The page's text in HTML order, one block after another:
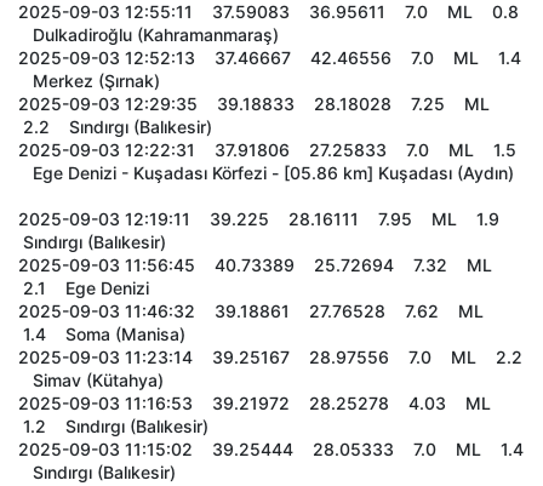
2025-09-03 12:55:11 37.59083 36.95611 7.0 ML 0.8
Dulkadiroğlu (Kahramanmaraş)
2025-09-03 12:52:13 37.46667 42.46556 7.0 ML 1.4
Merkez (Şırnak)
2025-09-03 12:29:35 39.18833 28.18028 7.25 ML
2.2 Sındırgı (Balıkesir)
2025-09-03 12:22:31 37.91806 27.25833 7.0 ML 1.5
Ege Denizi - Kuşadası Körfezi - [05.86 km] Kuşadası (Aydın)
2025-09-03 12:19:11 39.225 28.16111 7.95 ML 1.9
Sındırgı (Balıkesir)
2025-09-03 11:56:45 40.73389 25.72694 7.32 ML
2.1 Ege Denizi
2025-09-03 11:46:32 39.18861 27.76528 7.62 ML
1.4 Soma (Manisa)
2025-09-03 11:23:14 39.25167 28.97556 7.0 ML 2.2
Simav (Kütahya)
2025-09-03 11:16:53 39.21972 28.25278 4.03 ML
1.2 Sındırgı (Balıkesir)
2025-09-03 11:15:02 39.25444 28.05333 7.0 ML 1.4
Sındırgı (Balıkesir)